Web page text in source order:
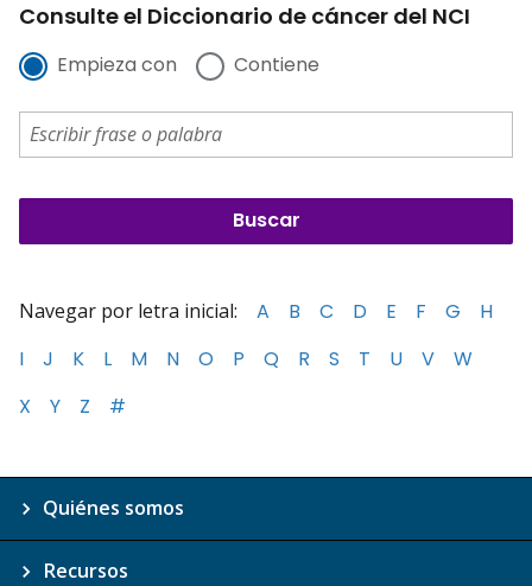
Consulte el Diccionario de cáncer del NCI
Empieza con Contiene
Navegar por letra inicial: A B C D E F G
H
I
J K L M N O P Q R S T U V
W
X
Y Z #
Quiénes somos
Recursos